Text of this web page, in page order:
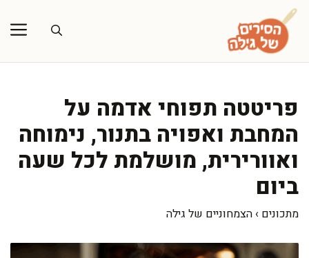
לדלג
לתוכן
פריטטה תפוחי אדמה על
המחבת ואפויה בתנור, נימוחה
ואוורירית, מושלמת לכל שעה
ביום
מתכונים › הצמחוניים של גילה